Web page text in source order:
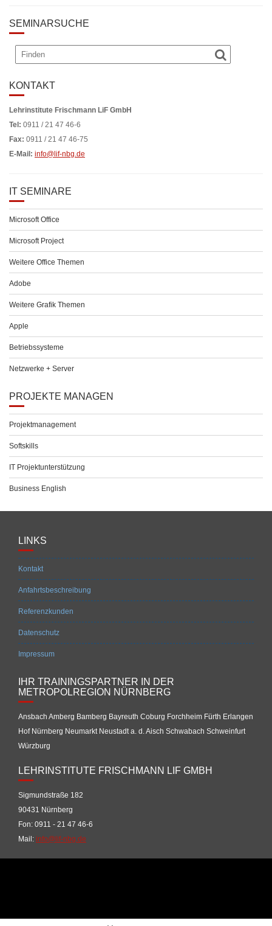
SEMINARSUCHE
KONTAKT
Lehrinstitute Frischmann LiF GmbH
Tel: 0911 / 21 47 46-6
Fax: 0911 / 21 47 46-75
E-Mail: info@lif-nbg.de
IT SEMINARE
Microsoft Office
Microsoft Project
Weitere Office Themen
Adobe
Weitere Grafik Themen
Apple
Betriebssysteme
Netzwerke + Server
PROJEKTE MANAGEN
Projektmanagement
Softskills
IT Projektunterstützung
Business English
LINKS
Kontakt
Anfahrtsbeschreibung
Referenzkunden
Datenschutz
Impressum
IHR TRAININGSPARTNER IN DER
METROPOLREGION NÜRNBERG
Ansbach Amberg Bamberg Bayreuth Coburg Forchheim Fürth Erlangen
Hof Nürnberg Neumarkt Neustadt a. d. Aisch Schwabach Schweinfurt
Würzburg
LEHRINSTITUTE FRISCHMANN LIF GMBH
Sigmundstraße 182
90431 Nürnberg
Fon: 0911 - 21 47 46-6
Mail: info@lif-nbg.de